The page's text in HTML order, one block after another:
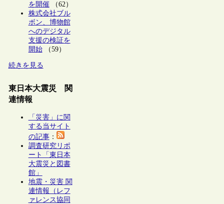
を開催（62）
株式会社ブル
ボン、博物館
へのデジタル
支援の検証を
開始（59）
続きを見る
東日本大震災 関
連情報
「災害」に関
する当サイト
の記事：
調査研究リポ
ート「東日本
大震災と図書
館」
地震・災害 関
連情報（レフ
ァレンス協同